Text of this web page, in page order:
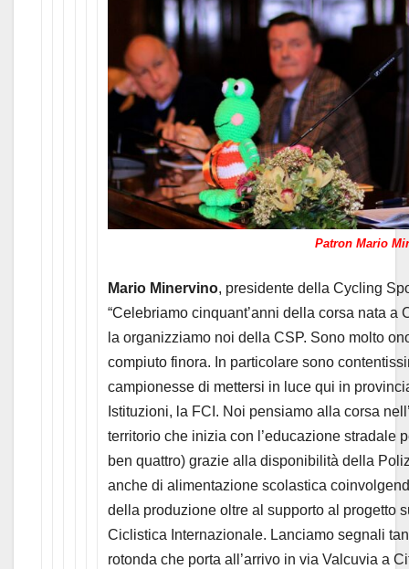
Patron Mario
Mario Minervino, presidente della Cycling
“Celebriamo cinquant’anni della corsa nata
la organizziamo noi della CSP. Sono molto
compiuto finora. In particolare sono
campionesse di mettersi in luce qui in
Istituzioni, la FCI. Noi pensiamo alla corsa
territorio che inizia con l’educazione stradale
ben quattro) grazie alla disponibilità della
anche di alimentazione scolastica
della produzione oltre al supporto al progetto
Ciclistica Internazionale. Lanciamo segnali
rotonda che porta all’arrivo in via Valcuvia a